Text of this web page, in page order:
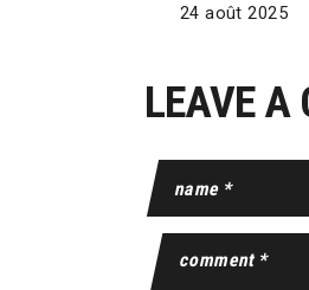
24 août 2025
LEAVE A